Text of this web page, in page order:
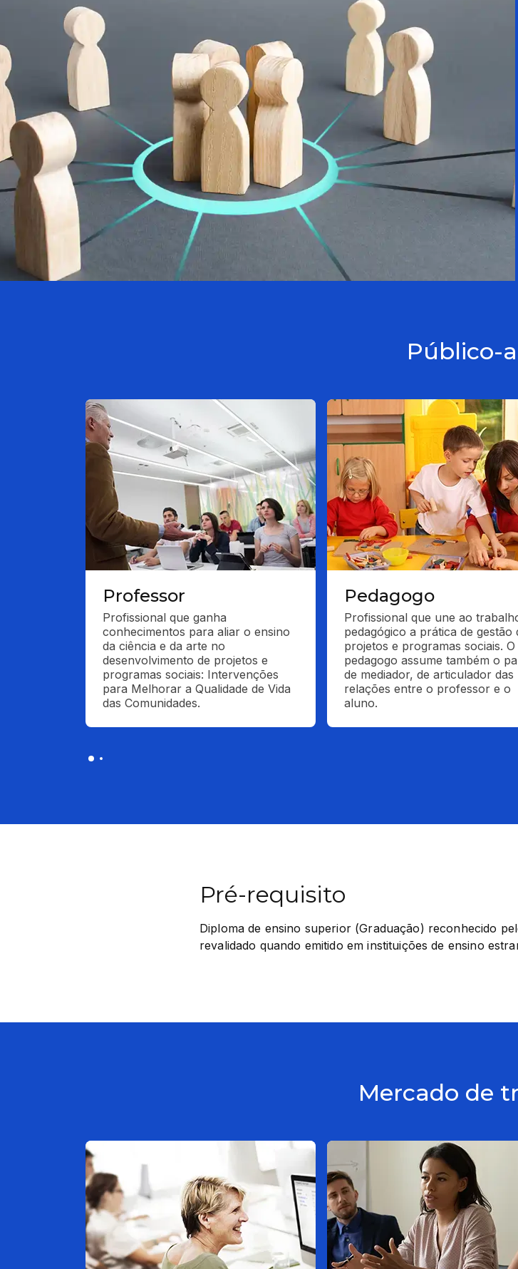
Público-
Professor
Profissional que ganha
conhecimentos para aliar o ensino
da ciência e da arte no
desenvolvimento de projetos e
programas sociais: Intervenções
para Melhorar a Qualidade de Vida
das Comunidades.
Pedagogo
Profissional que une ao
pedagógico a prática de gestão
projetos e programas sociais. O
pedagogo assume também o
de mediador, de articulador das
relações entre o professor e o
aluno.
Pré-requisito
Diploma de ensino superior (Graduação) reconhecido
revalidado quando emitido em instituições de ensino
Mercado de